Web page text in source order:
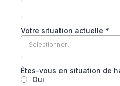
Votre situation actuelle *
Sélectionner...
Êtes-vous en situation de
Oui